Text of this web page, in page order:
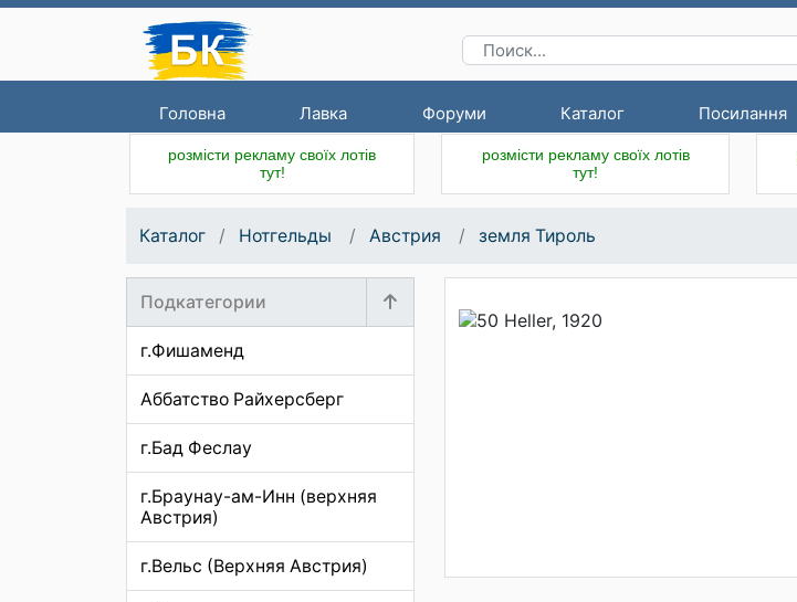
Головна Лавка Форуми Каталог Посилання
розмісти рекламу своїх лотів
тут!
розмісти рекламу своїх лотів
тут!
Каталог Нотгельды Австрия земля Тироль
Подкатегории
г.Фишаменд
Аббатство Райхерсберг
г.Бад Феслау
г.Браунау-ам-Инн (верхняя
Австрия)
г.Вельс (Верхняя Австрия)